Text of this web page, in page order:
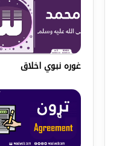
غوره نبوي اخلاق